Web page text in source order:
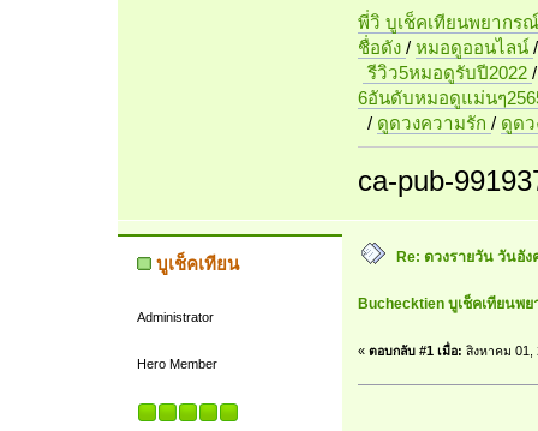
พี่วิ บูเช็คเทียนพยากร
ชื่อดัง / หมอดูออนไลน์
รีวิว5หมอดูรับปี2022
6อันดับหมอดูแม่นๆ
/ ดูดวงความรัก / ดูด
ca-pub-
บูเช็คเทียน
Administrator
Hero Member
Re: ดวงรายวัน วันอั
Buchecktien บูเช็คเทียนพ
« ตอบกลับ #1 เมื่อ: สิงหาคม 01,